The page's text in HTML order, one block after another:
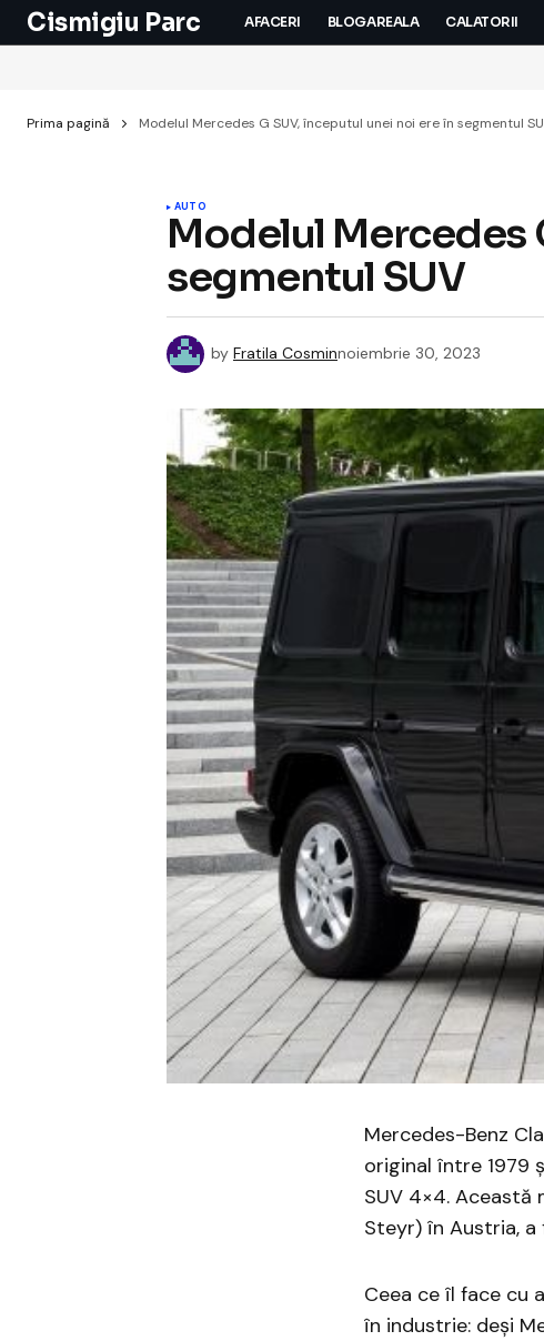
Cismigiu Parc AFACERI BLOGAREALA CALATORII
Prima pagină Modelul Mercedes G SUV, începutul unei noi ere în segmentul
AUTO
Modelul Mercedes
segmentul SUV
by Fratila Cosminnoiembrie 30, 2023
Mercedes-Benz
original între 1979
SUV 4×4. Această
Steyr) în Austria,
Ceea ce îl face cu
în industrie: deși